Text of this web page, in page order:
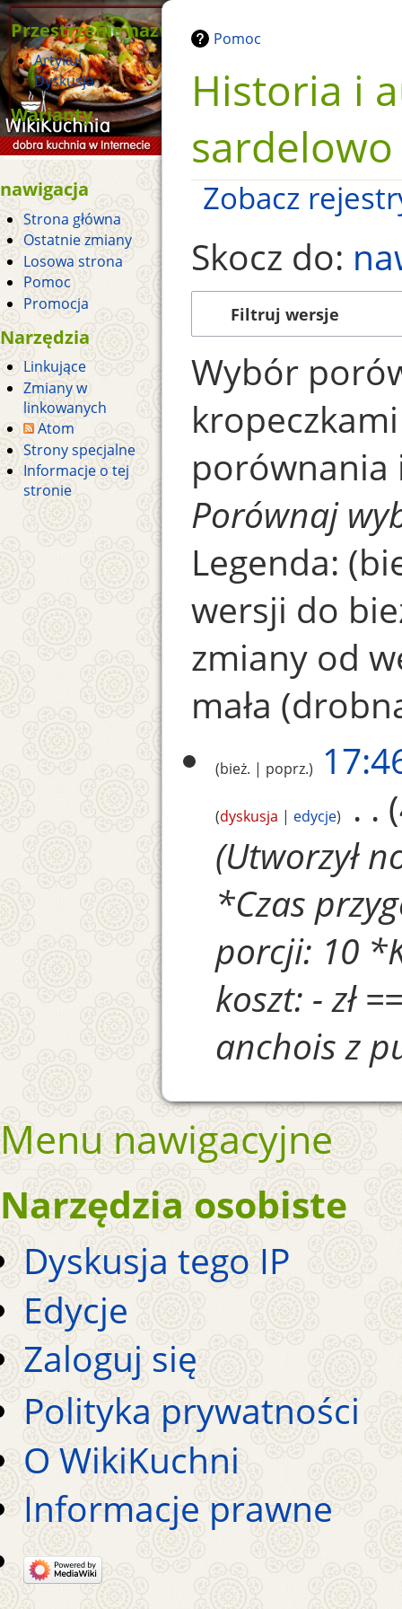
Pomoc
Historia i
Zobacz
Skocz do:
Filtruj wersje
Wybór
porównania
Porównaj
Legenda:
wersji do
zmiany od
mała
bież. poprz.
dyskusja edycje
Utworzył
*Czas
porcji: 10
koszt: - zł
anchois z
Menu nawigacyjne
Narzędzia osobiste
Dyskusja tego IP
Edycje
Zaloguj się
Przestrzenie nazw
Artykuł
Dyskusja
Warianty
nawigacja
Strona główna
Ostatnie zmiany
Losowa strona
Pomoc
Promocja
Narzędzia
Linkujące
Zmiany w
linkowanych
Atom
Strony specjalne
Informacje o tej
stronie
Polityka prywatności
O WikiKuchni
Informacje prawne